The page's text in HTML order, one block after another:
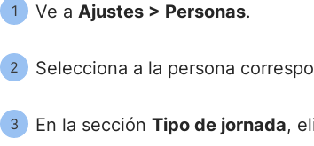
1 Ve a Ajustes > Personas.
2 Selecciona a la persona
3 En la sección Tipo de jornada,